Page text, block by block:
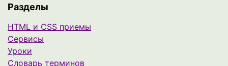
Разделы
HTML и CSS приемы
Сервисы
Уроки
Cловарь терминов